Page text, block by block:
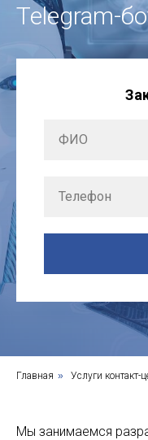
Telegram-
Главная » Услуги контакт-
Мы занимаемся